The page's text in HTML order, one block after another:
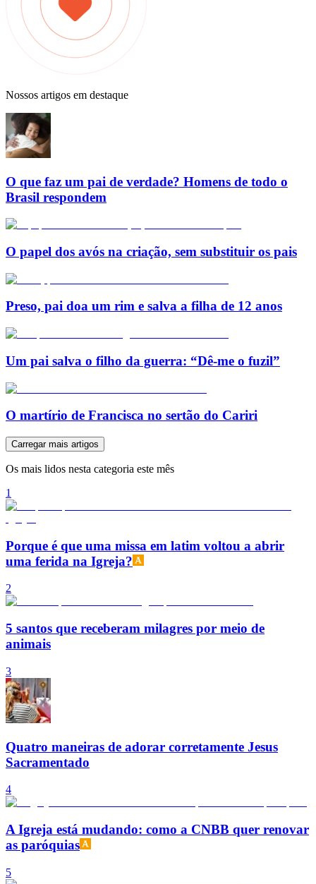
Nossos artigos em destaque
O que faz um pai de verdade? Homens de todo o
Brasil respondem
O papel dos avós na criação, sem substituir os pais
Preso, pai doa um rim e salva a filha de 12 anos
Um pai salva o filho da guerra: “Dê-me o fuzil”
O martírio de Francisca no sertão do Cariri
Carregar mais artigos
Os mais lidos nesta categoria este mês
1
Porque é que uma missa em latim voltou a abrir
uma ferida na Igreja?
2
5 santos que receberam milagres por meio de
animais
3
Quatro maneiras de adorar corretamente Jesus
Sacramentado
4
A Igreja está mudando: como a CNBB quer renovar
as paróquias
5